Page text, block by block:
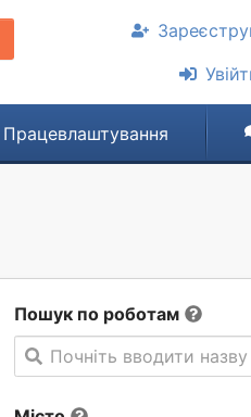
Працевлаштування
Пошук по роботам
Почніть вводити